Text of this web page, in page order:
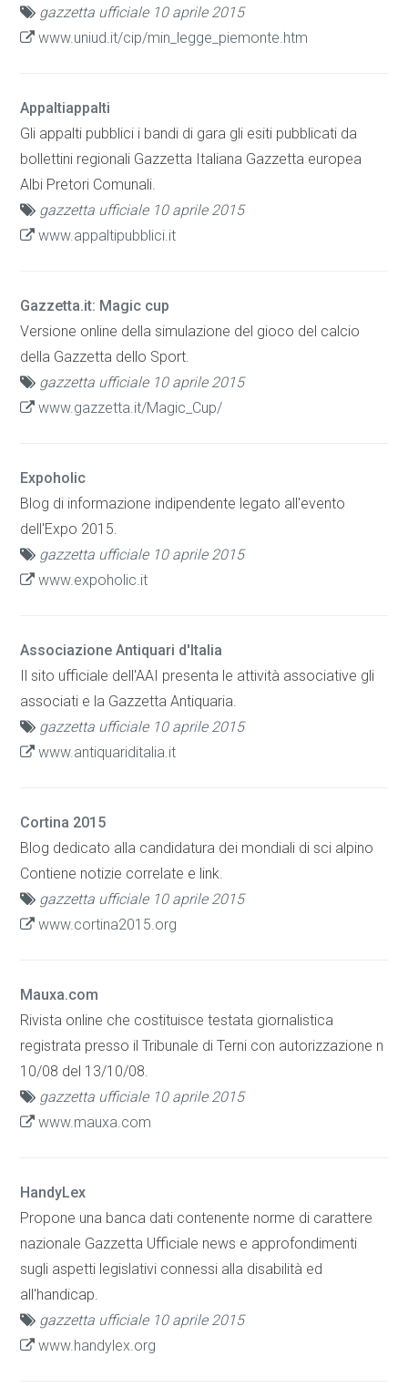
gazzetta ufficiale 10 aprile 2015
www.uniud.it/cip/min_legge_piemonte.htm
Appaltiappalti
Gli appalti pubblici i bandi di gara gli esiti pubblicati da
bollettini regionali Gazzetta Italiana Gazzetta europea
Albi Pretori Comunali.
gazzetta ufficiale 10 aprile 2015
www.appaltipubblici.it
Gazzetta.it: Magic cup
Versione online della simulazione del gioco del calcio
della Gazzetta dello Sport.
gazzetta ufficiale 10 aprile 2015
www.gazzetta.it/Magic_Cup/
Expoholic
Blog di informazione indipendente legato all'evento
dell'Expo 2015.
gazzetta ufficiale 10 aprile 2015
www.expoholic.it
Associazione Antiquari d'Italia
Il sito ufficiale dell'AAI presenta le attività associative gli
associati e la Gazzetta Antiquaria.
gazzetta ufficiale 10 aprile 2015
www.antiquariditalia.it
Cortina 2015
Blog dedicato alla candidatura dei mondiali di sci alpino
Contiene notizie correlate e link.
gazzetta ufficiale 10 aprile 2015
www.cortina2015.org
Mauxa.com
Rivista online che costituisce testata giornalistica
registrata presso il Tribunale di Terni con autorizzazione n
10/08 del 13/10/08.
gazzetta ufficiale 10 aprile 2015
www.mauxa.com
HandyLex
Propone una banca dati contenente norme di carattere
nazionale Gazzetta Ufficiale news e approfondimenti
sugli aspetti legislativi connessi alla disabilità ed
all'handicap.
gazzetta ufficiale 10 aprile 2015
www.handylex.org